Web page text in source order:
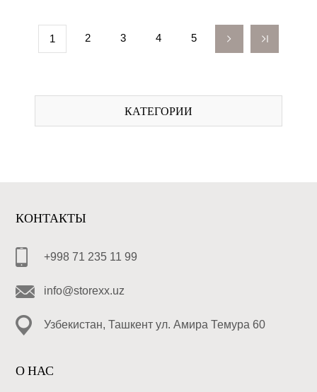
1 2 3 4 5
КАТЕГОРИИ
КОНТАКТЫ
+998 71 235 11 99
info@storexx.uz
Узбекистан, Ташкент ул. Амира Темура 60
О НАС